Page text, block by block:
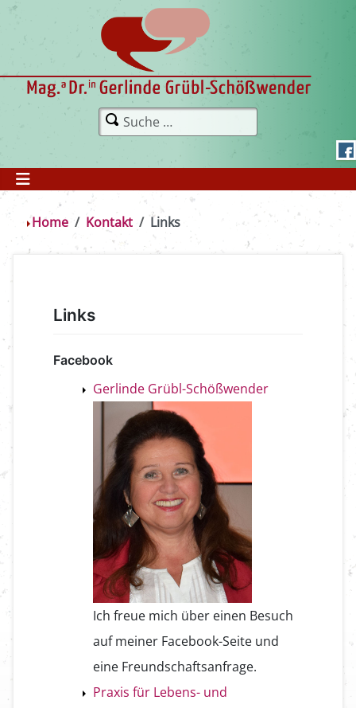
Home Kontakt Links
Links
Facebook
Gerlinde Grübl-Schößwender
Ich freue mich über einen Besuch
auf meiner Facebook-Seite und
eine Freundschaftsanfrage.
Praxis für Lebens- und